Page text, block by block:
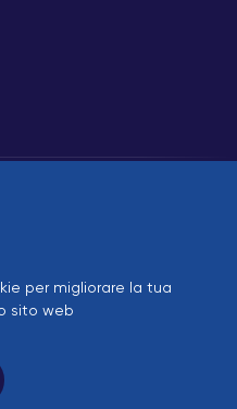
media.
per migliorare la tua
sito web